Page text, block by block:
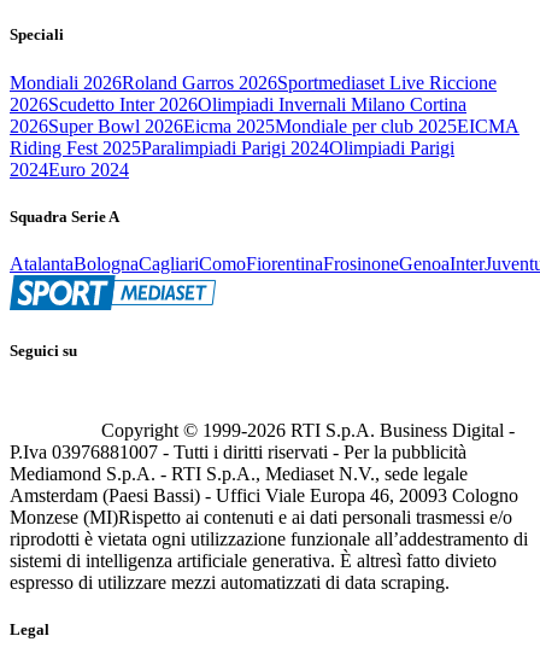
Speciali
Mondiali 2026Roland Garros 2026Sportmediaset Live Riccione
2026Scudetto Inter 2026Olimpiadi Invernali Milano Cortina
2026Super Bowl 2026Eicma 2025Mondiale per club 2025EICMA
Riding Fest 2025Paralimpiadi Parigi 2024Olimpiadi Parigi
2024Euro 2024
Squadra Serie A
AtalantaBolognaCagliariComoFiorentinaFrosinoneGenoaInter
Seguici su
Copyright © 1999-2026 RTI S.p.A. Business Digital -
P.Iva 03976881007 - Tutti i diritti riservati - Per la pubblicità
Mediamond S.p.A. - RTI S.p.A., Mediaset N.V., sede legale
Amsterdam (Paesi Bassi) - Uffici Viale Europa 46, 20093 Cologno
Monzese (MI)Rispetto ai contenuti e ai dati personali trasmessi e/o
riprodotti è vietata ogni utilizzazione funzionale all’addestramento di
sistemi di intelligenza artificiale generativa. È altresì fatto divieto
espresso di utilizzare mezzi automatizzati di data scraping.
Legal